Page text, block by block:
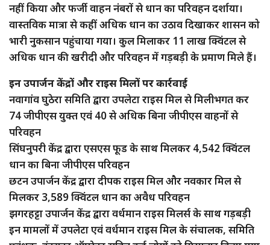
नहीं किया और फर्जी वाहन नंबरों से धान का परिवहन दर्शाया।
वास्तविक मात्रा से कहीं अधिक धान का उठाव दिखाकर शासन को
भारी नुकसान पहुंचाया गया। कुल मिलाकर 11 लाख क्विंटल से
अधिक धान की खरीदी और परिवहन में गड़बड़ी के प्रमाण मिले हैं।
इन उपार्जन केंद्रों और राइस मिलों पर कार्रवाई
नवागांव घुठेरा समिति द्वारा उपलेटा राइस मिल से मिलीभगत कर
74 जीपीएस युक्त एवं 40 से अधिक बिना जीपीएस वाहनों से
परिवहन
सिंघनुपरी केंद्र द्वारा एसएस फूड के साथ मिलकर 4,542 क्विंटल
धान का बिना जीपीएस परिवहन
छटन उपार्जन केंद्र द्वारा दीपक राइस मिल और नवकार मिल से
मिलकर 3,589 क्विंटल धान का अवैध परिवहन
झगरहट्टा उपार्जन केंद्र द्वारा वर्धमान राइस मिलर्स के साथ गड़बड़ी
इन मामलों में उपलेटा एवं वर्धमान राइस मिल के संचालक, समिति